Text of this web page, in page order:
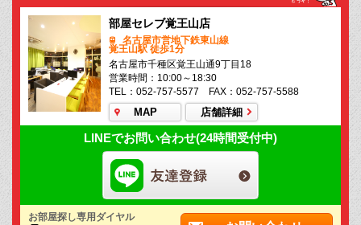
部屋セレブ覚王山店
名古屋市営地下鉄東山線
覚王山駅 徒歩1分
名古屋市千種区覚王山通9丁目18
営業時間：10:00～18:30
TEL：052-757-5577 FAX：052-757-5588
MAP 店舗詳細
LINEでお問い合わせ(24時間受付中)
お部屋探し専用ダイヤル